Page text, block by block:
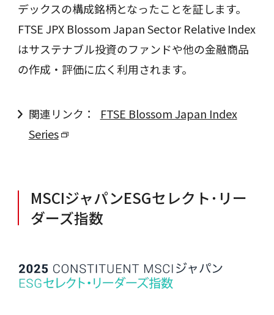
デックスの構成銘柄となったことを証します。
FTSE JPX Blossom Japan Sector Relative Index
はサステナブル投資のファンドや他の金融商品
の作成・評価に広く利用されます。
関連リンク：
FTSE Blossom Japan Index
Series
MSCIジャパンESGセレクト･リー
ダーズ指数